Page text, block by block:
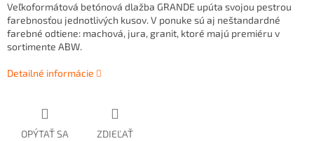
Veľkoformátová betónová dlažba GRANDE upúta svojou pestrou
farebnosťou jednotlivých kusov. V ponuke sú aj neštandardné
farebné odtiene: machová, jura, granit, ktoré majú premiéru v
sortimente ABW.
Detailné informácie
OPÝTAŤ SA ZDIEĽAŤ